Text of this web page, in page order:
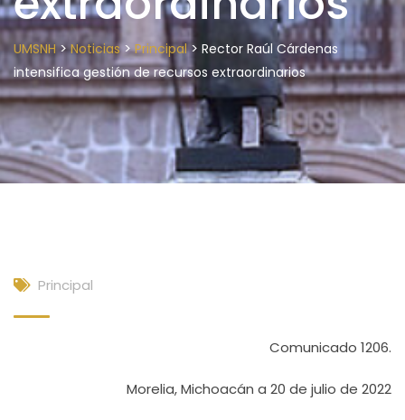
UMSNH>Noticias>Principal> Rector Raúl Cárdenas
intensifica gestión de recursos extraordinarios
Principal
Comunicado 1206.
Morelia, Michoacán a 20 de julio de 2022